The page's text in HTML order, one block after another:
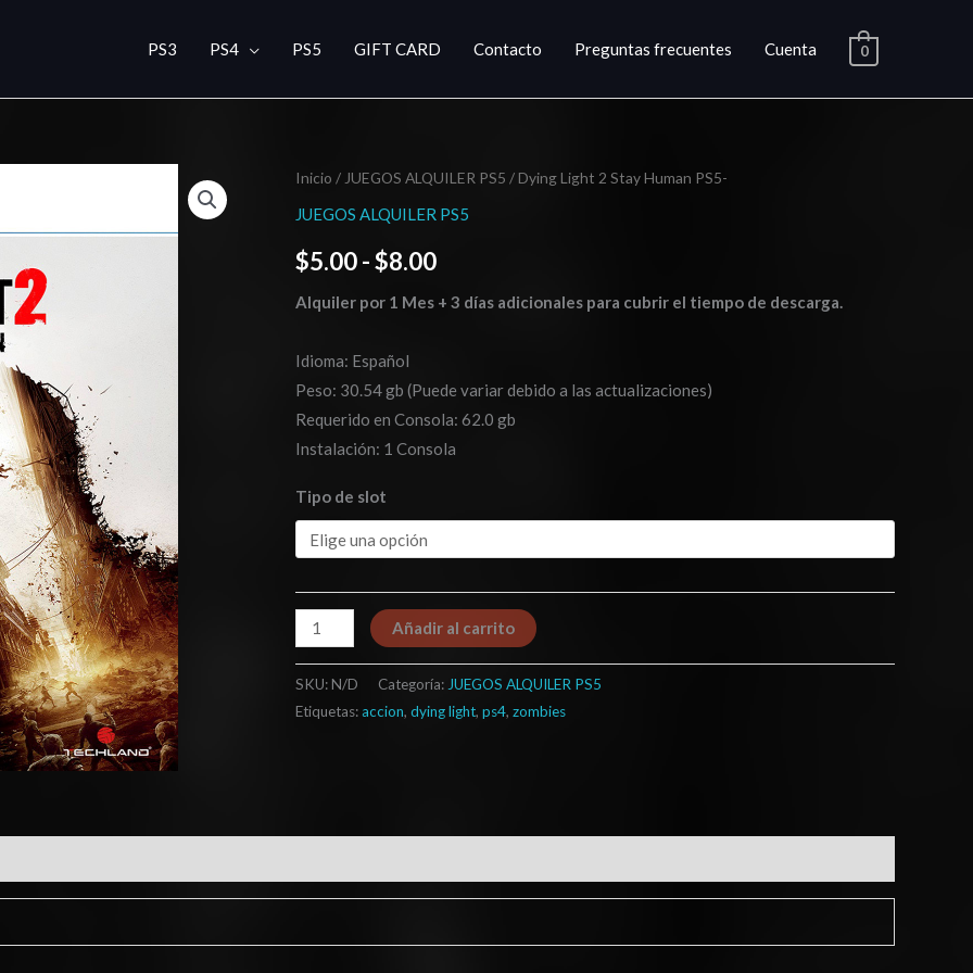
PS3 PS4 PS5 GIFT CARD Contacto Preguntas frecuentes Cuenta 0
Inicio / JUEGOS ALQUILER PS5 / Dying Light 2 Stay Human PS5-
JUEGOS ALQUILER PS5
$5.00-$8.00
Rango
de
precios:
hasta
$8.00
Alquiler por 1 Mes + 3 días adicionales para cubrir el tiempo de descarga.
Idioma: Español
Peso: 30.54 gb (Puede variar debido a las actualizaciones)
Requerido en Consola: 62.0 gb
Instalación: 1 Consola
Tipo de slot
Dying
Light
Stay
Human
cantidad
Añadir al carrito
SKU:N/D Categoría:JUEGOS ALQUILER PS5
Etiquetas:accion, dying light, ps4, zombies